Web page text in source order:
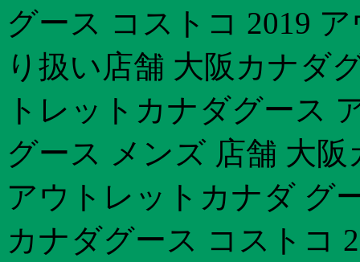
グース コストコ 2019
り扱い店舗 大阪カナダ
トレットカナダグース
グース メンズ 店舗 大
アウトレットカナダ グ
カナダグース コストコ